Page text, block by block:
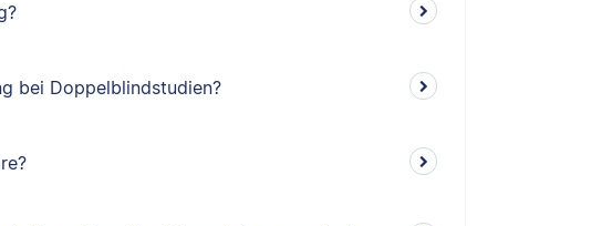
bei Doppelblindstudien?